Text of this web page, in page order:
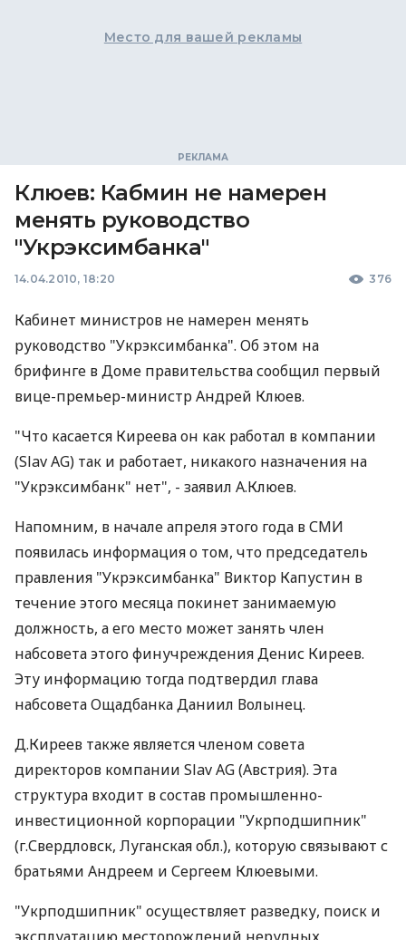
Место для вашей рекламы
Клюев: Кабмин не намерен
менять руководство
"Укрэксимбанка"
14.04.2010, 18:20 376
Кабинет министров не намерен менять
руководство "Укрэксимбанка". Об этом на
брифинге в Доме правительства сообщил первый
вице-премьер-министр Андрей Клюев.
"Что касается Киреева он как работал в компании
(Slav AG) так и работает, никакого назначения на
"Укрэксимбанк" нет", - заявил А.Клюев.
Напомним, в начале апреля этого года в СМИ
появилась информация о том, что председатель
правления "Укрэксимбанка" Виктор Капустин в
течение этого месяца покинет занимаемую
должность, а его место может занять член
набсовета этого финучреждения Денис Киреев.
Эту информацию тогда подтвердил глава
набсовета Ощадбанка Даниил Волынец.
Д.Киреев также является членом совета
директоров компании Slav AG (Австрия). Эта
структура входит в состав промышленно-
инвестиционной корпорации "Укрподшипник"
(г.Свердловск, Луганская обл.), которую связывают с
братьями Андреем и Сергеем Клюевыми.
"Укрподшипник" осуществляет разведку, поиск и